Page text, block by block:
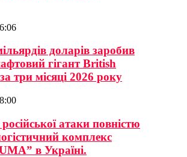
доларів заробив
гігант British
три місяці 2026 року
атаки повністю
комплекс
в Україні.